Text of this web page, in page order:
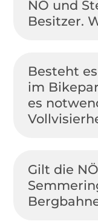
NÖ und
Besitzer.
Besteht
im
es
Gilt die